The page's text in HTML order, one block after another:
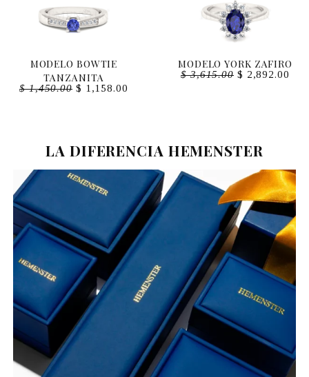
MODELO BOWTIE
TANZANITA
$1,450.00 $ 1,158.00
MODELO YORK ZAFIRO
$3,615.00 $ 2,892.00
LA DIFERENCIA HEMENSTER